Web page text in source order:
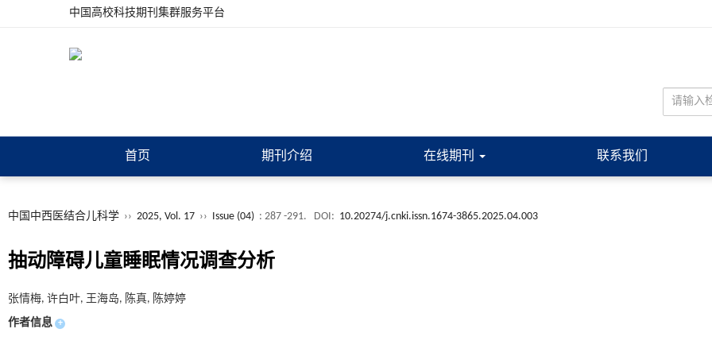
中国高校科技期刊集群服务平台
首页 期刊介绍 在线期刊 联系我们
中国中西医结合儿科学 ›› 2025, Vol. 17 ›› Issue (04) : 287 -291. DOI: 10.20274/j.cnki.issn.1674-3865.2025.04.003
抽动障碍儿童睡眠情况调查分析
张情梅, 许白叶, 王海岛, 陈真, 陈婷婷
作者信息 +